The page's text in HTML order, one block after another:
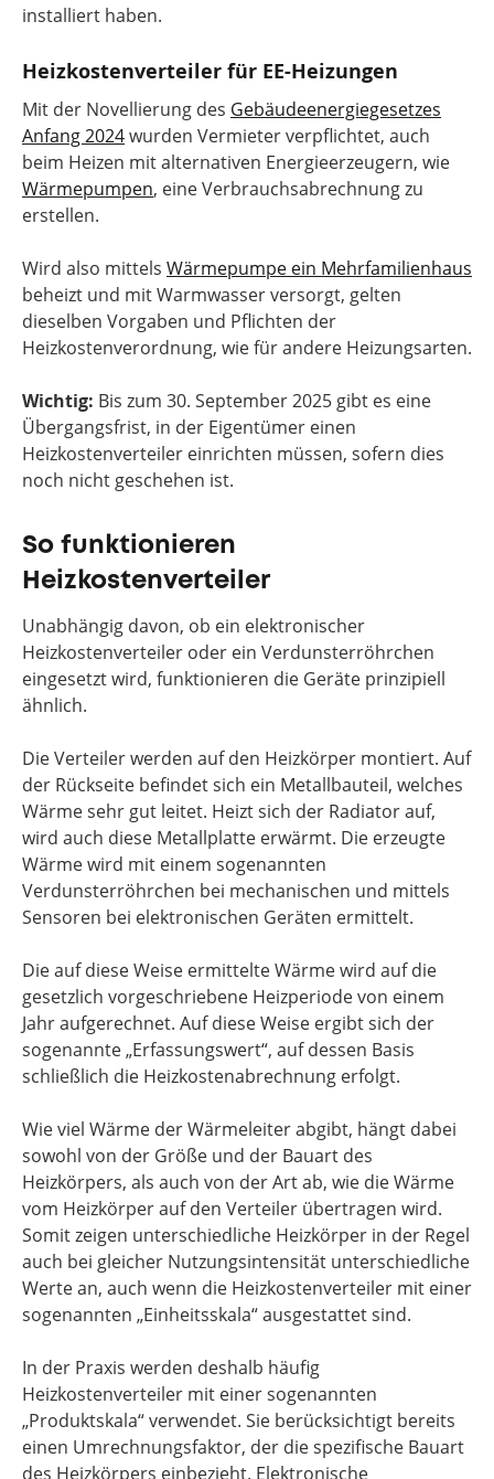
installiert haben.
Heizkostenverteiler für EE-Heizungen
Mit der Novellierung des Gebäudeenergiegesetzes
Anfang 2024wurden Vermieter verpflichtet, auch
beim Heizen mit alternativen Energieerzeugern, wie
Wärmepumpen, eine Verbrauchsabrechnung zu
erstellen.
Wird also mittels Wärmepumpe ein Mehrfamilienhaus
beheizt und mit Warmwasser versorgt, gelten
dieselben Vorgaben und Pflichten der
Heizkostenverordnung, wie für andere Heizungsarten.
Wichtig: Bis zum 30. September 2025 gibt es eine
Übergangsfrist, in der Eigentümer einen
Heizkostenverteiler einrichten müssen, sofern dies
noch nicht geschehen ist.
So funktionieren
Heizkostenverteiler
Unabhängig davon, ob ein elektronischer
Heizkostenverteiler oder ein Verdunsterröhrchen
eingesetzt wird, funktionieren die Geräte prinzipiell
ähnlich.
Die Verteiler werden auf den Heizkörper montiert. Auf
der Rückseite befindet sich ein Metallbauteil, welches
Wärme sehr gut leitet. Heizt sich der Radiator auf,
wird auch diese Metallplatte erwärmt. Die erzeugte
Wärme wird mit einem sogenannten
Verdunsterröhrchen bei mechanischen und mittels
Sensoren bei elektronischen Geräten ermittelt.
Die auf diese Weise ermittelte Wärme wird auf die
gesetzlich vorgeschriebene Heizperiode von einem
Jahr aufgerechnet. Auf diese Weise ergibt sich der
sogenannte „Erfassungswert“, auf dessen Basis
schließlich die Heizkostenabrechnung erfolgt.
Wie viel Wärme der Wärmeleiter abgibt, hängt dabei
sowohl von der Größe und der Bauart des
Heizkörpers, als auch von der Art ab, wie die Wärme
vom Heizkörper auf den Verteiler übertragen wird.
Somit zeigen unterschiedliche Heizkörper in der Regel
auch bei gleicher Nutzungsintensität unterschiedliche
Werte an, auch wenn die Heizkostenverteiler mit einer
sogenannten „Einheitsskala“ ausgestattet sind.
In der Praxis werden deshalb häufig
Heizkostenverteiler mit einer sogenannten
„Produktskala“ verwendet. Sie berücksichtigt bereits
einen Umrechnungsfaktor, der die spezifische Bauart
des Heizkörpers einbezieht. Elektronische